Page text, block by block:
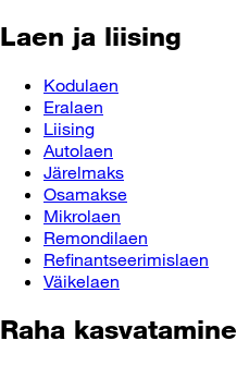
Laen ja liising
Kodulaen
Eralaen
Liising
Autolaen
Järelmaks
Osamakse
Mikrolaen
Remondilaen
Refinantseerimislaen
Väikelaen
Raha kasvatamine